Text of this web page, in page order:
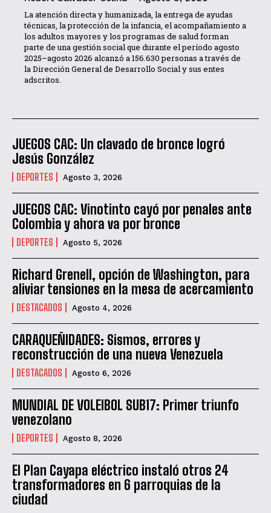
La atención directa y humanizada, la entrega de ayudas
técnicas, la protección de la infancia, el acompañamiento a
los adultos mayores y los programas de salud forman
parte de una gestión social que durante el período agosto
2025–agosto 2026 alcanzó a 156.630 personas a través de
la Dirección General de Desarrollo Social y sus entes
adscritos.
JUEGOS CAC: Un clavado de bronce logró
Jesús González
DEPORTES Agosto 3, 2026
JUEGOS CAC: Vinotinto cayó por penales ante
Colombia y ahora va por bronce
DEPORTES Agosto 5, 2026
Richard Grenell, opción de Washington, para
aliviar tensiones en la mesa de acercamiento
DESTACADOS Agosto 4, 2026
CARAQUEÑIDADES: Sismos, errores y
reconstrucción de una nueva Venezuela
DESTACADOS Agosto 6, 2026
MUNDIAL DE VOLEIBOL SUB17: Primer triunfo
venezolano
DEPORTES Agosto 8, 2026
El Plan Cayapa eléctrico instaló otros 24
transformadores en 6 parroquias de la
ciudad